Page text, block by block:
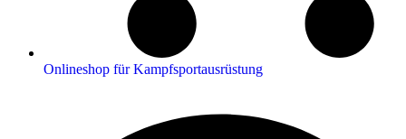
Onlineshop für Kampfsportausrüstung